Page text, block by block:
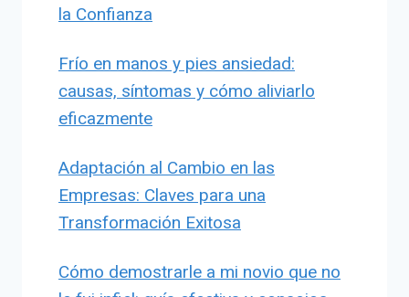
la Confianza
Frío en manos y pies ansiedad:
causas, síntomas y cómo aliviarlo
eficazmente
Adaptación al Cambio en las
Empresas: Claves para una
Transformación Exitosa
Cómo demostrarle a mi novio que no